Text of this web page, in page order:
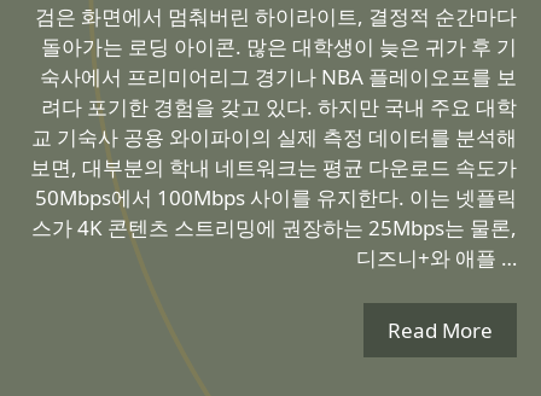
검은 화면에서 멈춰버린 하이라이트, 결정적 순간마다
돌아가는 로딩 아이콘. 많은 대학생이 늦은 귀가 후 기
숙사에서 프리미어리그 경기나 NBA 플레이오프를 보
려다 포기한 경험을 갖고 있다. 하지만 국내 주요 대학
교 기숙사 공용 와이파이의 실제 측정 데이터를 분석해
보면, 대부분의 학내 네트워크는 평균 다운로드 속도가
50Mbps에서 100Mbps 사이를 유지한다. 이는 넷플릭
스가 4K 콘텐츠 스트리밍에 권장하는 25Mbps는 물론,
디즈니+와 애플 …
Read More